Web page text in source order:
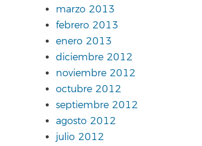
marzo 2013
febrero 2013
enero 2013
diciembre 2012
noviembre 2012
octubre 2012
septiembre 2012
agosto 2012
julio 2012